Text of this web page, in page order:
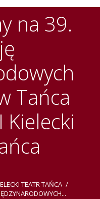
na 39.
Tańca
Kielecki
TEATR TAŃCA